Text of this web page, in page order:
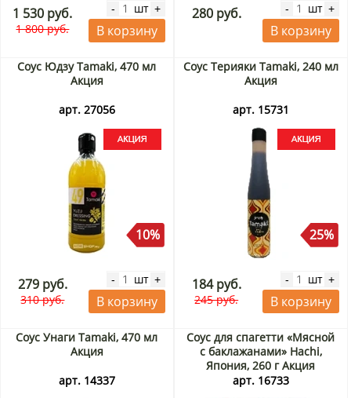
1 530 руб.
1 800 руб.
- шт +
В корзину
280 руб. - шт +
В корзину
Соус Юдзу Tamaki, 470 мл
Акция
арт. 27056
10%
279 руб.
310 руб.
- шт +
В корзину
Соус Терияки Tamaki, 240 мл
Акция
арт. 15731
25%
184 руб.
245 руб.
- шт +
В корзину
Соус Унаги Tamaki, 470 мл
Акция
арт. 14337
Соус для спагетти «Мясной
с баклажанами» Hachi,
Япония, 260 г Акция
арт. 16733